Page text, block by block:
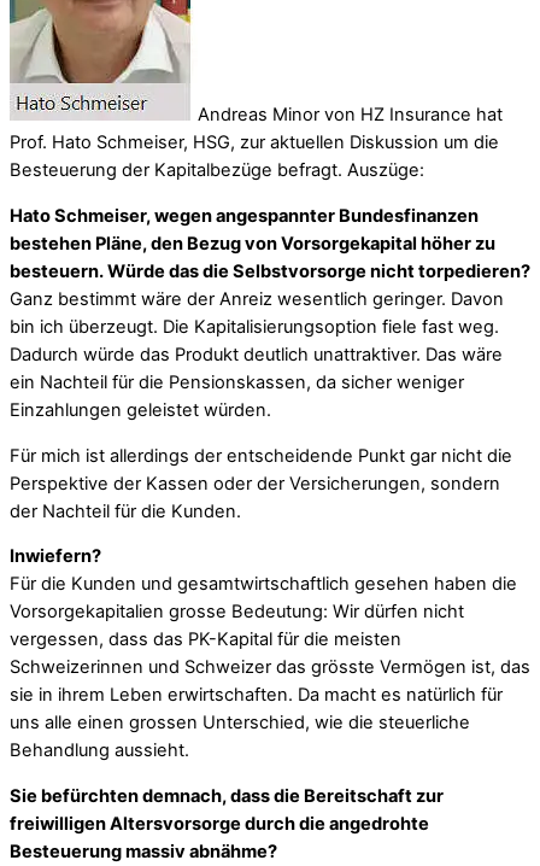
Andreas Minor von HZ Insurance hat
Prof. Hato Schmeiser, HSG, zur aktuellen Diskussion um die
Besteuerung der Kapitalbezüge befragt. Auszüge:
Hato Schmeiser, wegen angespannter Bundesfinanzen
bestehen Pläne, den Bezug von Vorsorgekapital höher zu
besteuern. Würde das die Selbstvorsorge nicht torpedieren?
Ganz bestimmt wäre der Anreiz wesentlich geringer. Davon
bin ich überzeugt. Die Kapitalisierungsoption fiele fast weg.
Dadurch würde das Produkt deutlich unattraktiver. Das wäre
ein Nachteil für die Pensionskassen, da sicher weniger
Einzahlungen geleistet würden.
Für mich ist allerdings der entscheidende Punkt gar nicht die
Perspektive der Kassen oder der Versicherungen, sondern
der Nachteil für die Kunden.
Inwiefern?
Für die Kunden und gesamtwirtschaftlich gesehen haben die
Vorsorgekapitalien grosse Bedeutung: Wir dürfen nicht
vergessen, dass das PK-Kapital für die meisten
Schweizerinnen und Schweizer das grösste Vermögen ist, das
sie in ihrem Leben erwirtschaften. Da macht es natürlich für
uns alle einen grossen Unterschied, wie die steuerliche
Behandlung aussieht.
Sie befürchten demnach, dass die Bereitschaft zur
freiwilligen Altersvorsorge durch die angedrohte
Besteuerung massiv abnähme?